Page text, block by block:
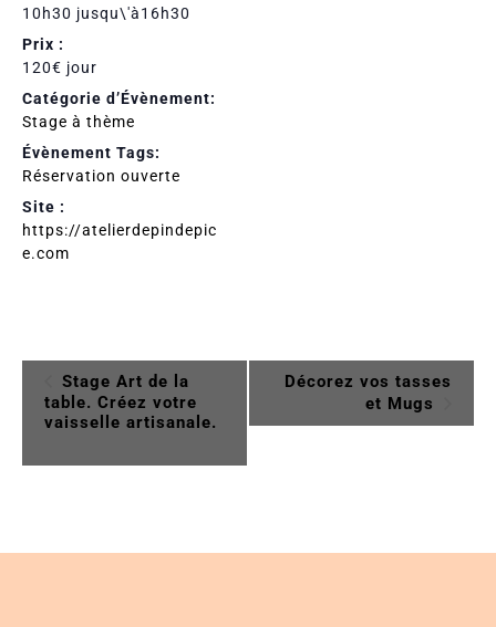
10h30 jusqu\'à16h30
Prix :
120€ jour
Catégorie d’Évènement:
Stage à thème
Évènement Tags:
Réservation ouverte
Site :
https://atelierdepindepic
e.com
Navigation
Évènement
Stage Art de la
table. Créez votre
vaisselle artisanale.
Décorez vos tasses
et Mugs